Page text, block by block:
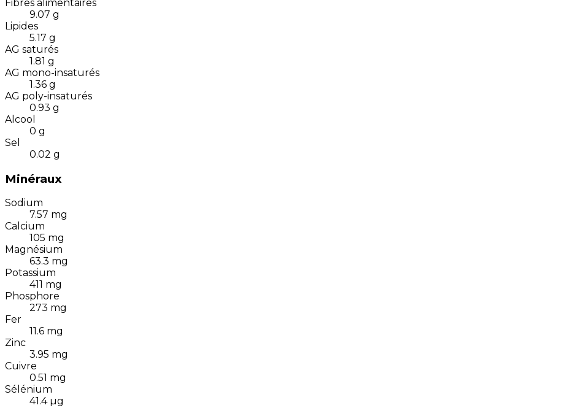
Fibres alimentaires
9.07 g
Lipides
5.17 g
AG saturés
1.81 g
AG mono-insaturés
1.36 g
AG poly-insaturés
0.93 g
Alcool
0 g
Sel
0.02 g
Minéraux
Sodium
7.57 mg
Calcium
105 mg
Magnésium
63.3 mg
Potassium
411 mg
Phosphore
273 mg
Fer
11.6 mg
Zinc
3.95 mg
Cuivre
0.51 mg
Sélénium
41.4 µg